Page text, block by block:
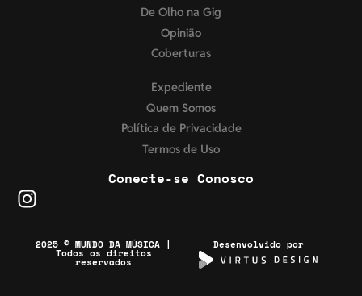
De Olho na Gig
Opinião
Coberturas
Expediente
Quem Somos
Política de Privacidade
Termos de Uso
Conecte-se Conosco
2025 © MUNDO DA MÚSICA |
Todos os direitos
reservados
Desenvolvido por